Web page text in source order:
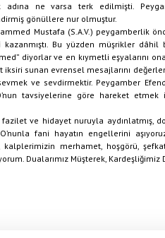
adına ne varsa terk edilmişti.
gönüllere nur olmuştur.
Mustafa (S.A.V.) peygamberlik
kazanmıştı. Bu yüzden müşrikler dâhil
diyorlar ve en kıymetli eşyalarını
sunan evrensel mesajlarını
ve sevdirmektir. Peygamber
tavsiyelerine göre hareket
ve hidayet nuruyla
fani hayatın engellerini
kalplerimizin merhamet, hoşgörü,
Dualarımız Müşterek,